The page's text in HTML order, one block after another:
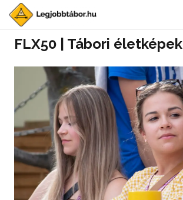
FLX50 | Tábori életképek